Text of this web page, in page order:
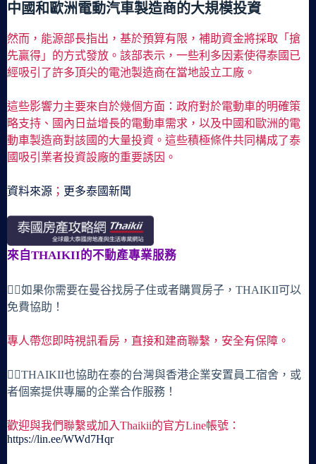
中國和歐洲電動汽車製造商的大規模投資
然而，能源部長指出，基於預算有限，補助資金將採取「搶
先贏得」的方式發放。該部表示，一些利多因素使得泰國已
經吸引了許多頂尖的電池製造商在當地設立工廠。
這些影響力主要來自於幾個方面：政府對於電動車的明確策
略支持、國內日益增長的電動車需求，以及中國和歐洲的電
動車製造商對該國的大量投資。這些積極條件共同構成了泰
國吸引業者投資設廠的重要誘因。
資料來源 ； 更多泰國新聞
來自THAIKII的不動產專業服務
🙋‍♀️如果你需要在曼谷找房子住或者購買房子，THAIKII可以
免費協助！
專人帶您即時視訊看房，直接和建商聯繫，安全有保障。
🙋‍♀️THAIKII也協助在泰的台灣與香港企業安置員工宿舍，或
者個案提供專屬的企業合作服務！
歡迎與我們聯繫或加入Thaikii的官方Line帳號：
https://lin.ee/WWd7Hqr